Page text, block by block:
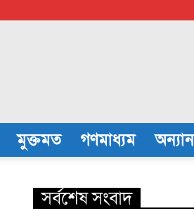
মুক্তমত গণমাধ্যম
সর্বশেষ সংবাদ